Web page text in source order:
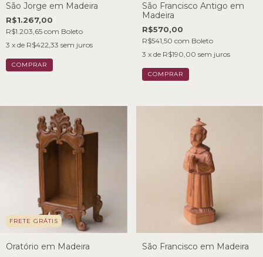
São Jorge em Madeira
R$1.267,00
R$1.203,65 com Boleto
3 x de R$422,33 sem juros
São Francisco Antigo em
Madeira
R$570,00
R$541,50 com Boleto
3 x de R$190,00 sem juros
FRETE GRÁTIS
Oratório em Madeira São Francisco em Madeira